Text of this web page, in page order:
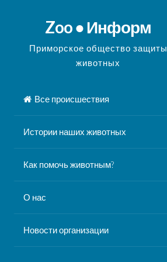
содержимомуZoo ● Информ
Приморское общество защиты
животных
Все происшествия
Истории наших животных
Как помочь животным?
О нас
Новости организации